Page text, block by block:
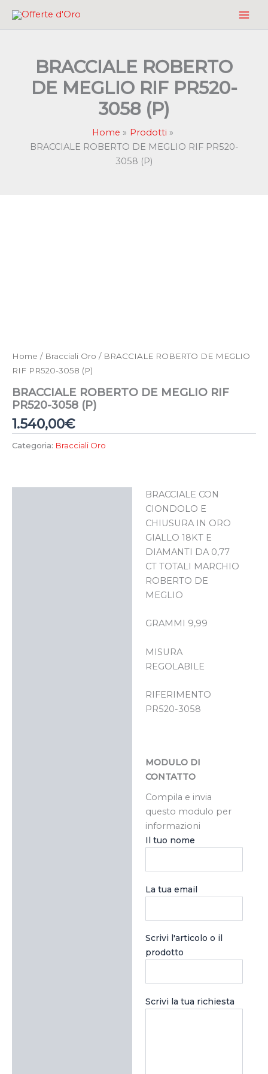
BRACCIALE ROBERTO
DE MEGLIO RIF PR520-
3058 (P)
Home
Prodotti
BRACCIALE ROBERTO DE MEGLIO RIF PR520-
3058 (P)
Home / Bracciali Oro / BRACCIALE ROBERTO DE MEGLIO
RIF PR520-3058 (P)
BRACCIALE ROBERTO DE MEGLIO RIF
PR520-3058 (P)
1.540,00€
Categoria: Bracciali Oro
BRACCIALE CON
CIONDOLO E
CHIUSURA IN ORO
GIALLO 18KT E
DIAMANTI DA 0,77
CT TOTALI MARCHIO
ROBERTO DE
MEGLIO
GRAMMI 9,99
MISURA
REGOLABILE
RIFERIMENTO
PR520-3058
MODULO DI
CONTATTO
Compila e invia
questo modulo per
informazioni
Il tuo nome
La tua email
Scrivi l'articolo o il
prodotto
Scrivi la tua richiesta